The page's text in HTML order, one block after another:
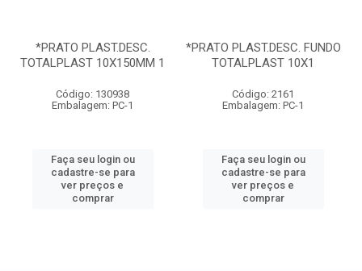
*PRATO PLAST.DESC.
TOTALPLAST 10X150MM 1
Código: 130938
Embalagem: PC-1
Faça seu login ou
cadastre-se para
ver preços e
comprar
*PRATO PLAST.DESC. FUNDO
TOTALPLAST 10X1
Código: 2161
Embalagem: PC-1
Faça seu login ou
cadastre-se para
ver preços e
comprar